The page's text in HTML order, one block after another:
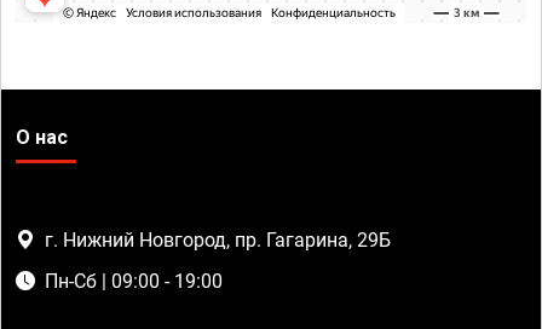
О нас
г. Нижний Новгород, пр. Гагарина, 29Б
Пн-Сб | 09:00 - 19:00